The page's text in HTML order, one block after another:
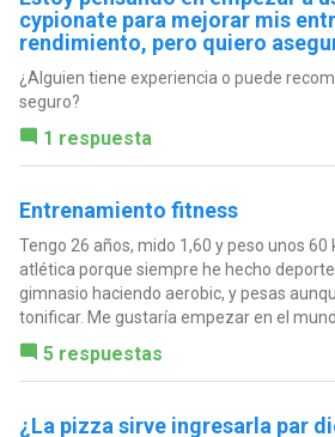
cypionate para mejorar mis
rendimiento, pero quiero
¿Alguien tiene experiencia o puede
seguro?
1 respuesta
Entrenamiento fitness
Tengo 26 años, mido 1,60 y peso unos 60
atlética porque siempre he hecho
gimnasio haciendo aerobic, y pesas
tonificar. Me gustaría empezar en el
5 respuestas
¿La pizza sirve ingresarla par